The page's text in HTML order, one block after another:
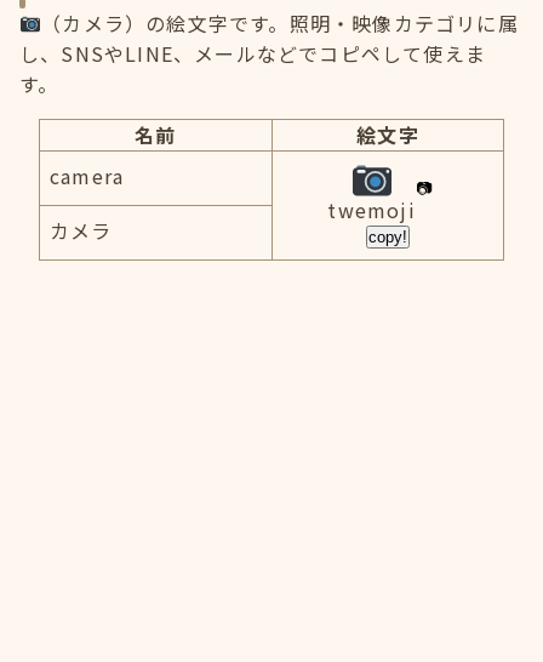
（カメラ）の絵文字です。照明・映像カテゴリに属
し、SNSやLINE、メールなどでコピペして使えま
す。
名前
絵文字
camera
twemoji
copy!
カメラ